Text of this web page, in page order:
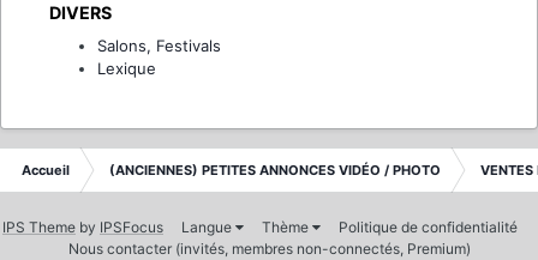
DIVERS
Salons, Festivals
Lexique
Accueil (ANCIENNES) PETITES ANNONCES VIDÉO / PHOTO VENTES
IPS Theme by IPSFocus Langue Thème
Politique de confidentialité
Nous contacter (invités, membres non-connectés, Premium)